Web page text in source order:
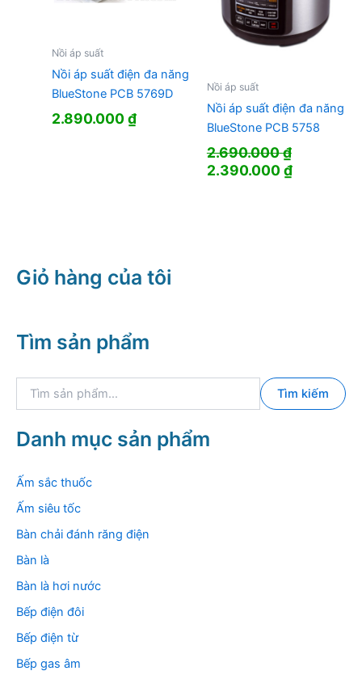
Nồi áp suất
Nồi áp suất điện đa năng
BlueStone PCB 5769D
2.890.000₫
Nồi áp suất
Nồi áp suất điện đa năng
BlueStone PCB 5758
2.690.000₫
Giá
2.390.000₫Giá
Giỏ hàng của tôi
Tìm sản phẩm
k
i
m
Tìm kiếm
Danh mục sản phẩm
Ấm sắc thuốc
Ấm siêu tốc
Bàn chải đánh răng điện
Bàn là
Bàn là hơi nước
Bếp điện đôi
Bếp điện từ
Bếp gas âm